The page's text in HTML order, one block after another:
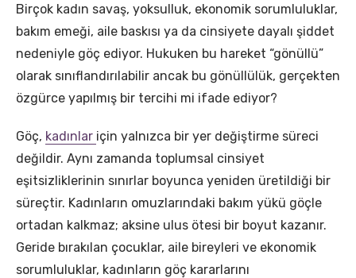
Birçok kadın savaş, yoksulluk, ekonomik sorumluluklar,
bakım emeği, aile baskısı ya da cinsiyete dayalı şiddet
nedeniyle göç ediyor. Hukuken bu hareket “gönüllü”
olarak sınıflandırılabilir ancak bu gönüllülük, gerçekten
özgürce yapılmış bir tercihi mi ifade ediyor?
Göç, kadınlar için yalnızca bir yer değiştirme süreci
değildir. Aynı zamanda toplumsal cinsiyet
eşitsizliklerinin sınırlar boyunca yeniden üretildiği bir
süreçtir. Kadınların omuzlarındaki bakım yükü göçle
ortadan kalkmaz; aksine ulus ötesi bir boyut kazanır.
Geride bırakılan çocuklar, aile bireyleri ve ekonomik
sorumluluklar, kadınların göç kararlarını